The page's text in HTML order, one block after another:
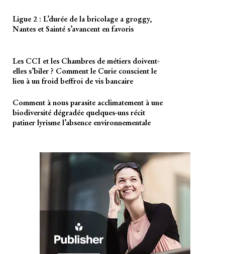
Ligue 2 : L’durée de la bricolage a groggy,
Nantes et Sainté s’avancent en favoris
Les CCI et les Chambres de métiers doivent-
elles s’biler ? Comment le Curie conscient le
lieu à un froid beffroi de vis bancaire
Comment à nous parasite acclimatement à une
biodiversité dégradée quelques-uns récit
patiner lyrisme l’absence environnementale